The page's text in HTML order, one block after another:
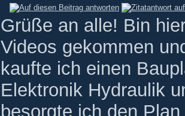
Grüße an alle! Bin
Videos gekommen
kaufte ich einen
Elektronik Hydraulik
besorgte ich den